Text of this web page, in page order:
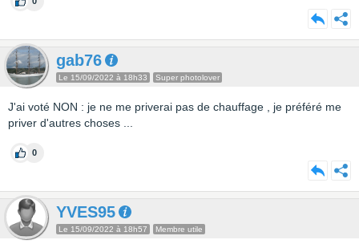
gab76
Le 15/09/2022 à 18h33 Super photolover
J'ai voté NON : je ne me priverai pas de chauffage , je préféré me
priver d'autres choses ...
0
YVES95
Le 15/09/2022 à 18h57 Membre utile